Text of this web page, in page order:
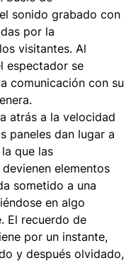
sonido grabado con
por la
visitantes. Al
espectador se
comunicación con su
atrás a la velocidad
paneles dan lugar a
que las
elementos
sometido a una
en algo
El recuerdo de
por un instante,
y después olvidado,